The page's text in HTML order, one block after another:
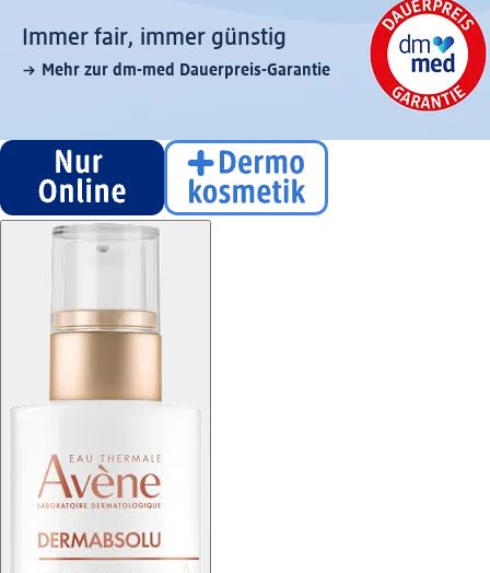
Immer fair,­ immer günstig
Mehr zur dm-med Dauerpreis-Garantie